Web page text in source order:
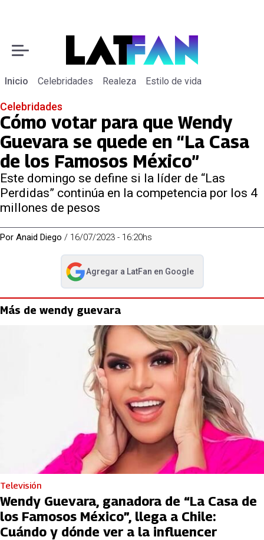
Inicio Celebridades Realeza Estilo de vida
Celebridades
Cómo votar para que Wendy
Guevara se quede en “La Casa
de los Famosos México”
Este domingo se define si la líder de “Las
Perdidas” continúa en la competencia por los 4
millones de pesos
Por Anaid Diego / 16/07/2023 - 16:20hs
Agregar a LatFan en Google
abre en nueva pestaña
Más de wendy guevara
Televisión
Wendy Guevara, ganadora de “La Casa de
los Famosos México”, llega a Chile:
Cuándo y dónde ver a la influencer